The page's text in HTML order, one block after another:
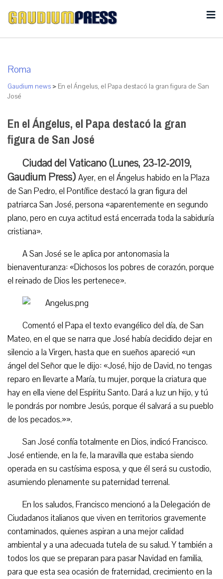
Roma
Gaudium news > En el Ángelus, el Papa destacó la gran figura de San
José
En el Ángelus, el Papa destacó la gran
figura de San José
Ciudad del Vaticano (Lunes, 23-12-2019,
Gaudium Press) Ayer, en el Ángelus habido en la Plaza
de San Pedro, el Pontífice destacó la gran figura del
patriarca San José, persona «aparentemente en segundo
plano, pero en cuya actitud está encerrada toda la sabiduría
cristiana».
A San José se le aplica por antonomasia la
bienaventuranza: «Dichosos los pobres de corazón, porque
el reinado de Dios les pertenece».
Comentó el Papa el texto evangélico del día, de San
Mateo, en el que se narra que José había decidido dejar en
silencio a la Virgen, hasta que en sueños apareció «un
ángel del Señor que le dijo: «José, hijo de David, no tengas
reparo en llevarte a María, tu mujer, porque la criatura que
hay en ella viene del Espíritu Santo. Dará a luz un hijo, y tú
le pondrás por nombre Jesús, porque él salvará a su pueblo
de los pecados.»».
San José confía totalmente en Dios, indicó Francisco.
José entiende, en la fe, la maravilla que estaba siendo
operada en su castísima esposa, y que él será su custodio,
asumiendo plenamente su paternidad terrenal.
En los saludos, Francisco mencionó a la Delegación de
Ciudadanos italianos que viven en territorios gravemente
contaminados, quienes aspiran a una mejor calidad
ambiental y a una adecuada tutela de su salud. Y también a
todos los que se preparan para pasar Navidad en familia,
para que esta sea ocasión de fraternidad, crecimiento en la